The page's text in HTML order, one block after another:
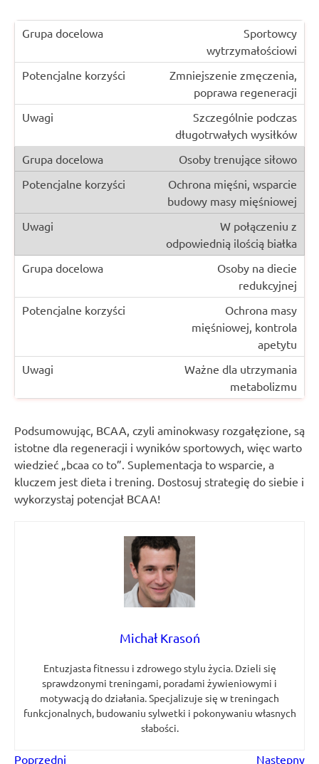
Sportowcy
wytrzymałościowi
Zmniejszenie zmęczenia,
poprawa regeneracji
Szczególnie podczas
długotrwałych wysiłków
Osoby trenujące siłowo
Ochrona mięśni, wsparcie
budowy masy mięśniowej
W połączeniu z
odpowiednią ilością białka
Osoby na diecie
redukcyjnej
Ochrona masy
mięśniowej, kontrola
apetytu
Ważne dla utrzymania
metabolizmu
Podsumowując, BCAA, czyli aminokwasy rozgałęzione, są
istotne dla regeneracji i wyników sportowych, więc warto
wiedzieć „bcaa co to”. Suplementacja to wsparcie, a
kluczem jest dieta i trening. Dostosuj strategię do siebie i
wykorzystaj potencjał BCAA!
Michał Krasoń
Entuzjasta fitnessu i zdrowego stylu życia. Dzieli się
sprawdzonymi treningami, poradami żywieniowymi i
motywacją do działania. Specjalizuje się w treningach
funkcjonalnych, budowaniu sylwetki i pokonywaniu własnych
słabości.
Poprzedni
Następny